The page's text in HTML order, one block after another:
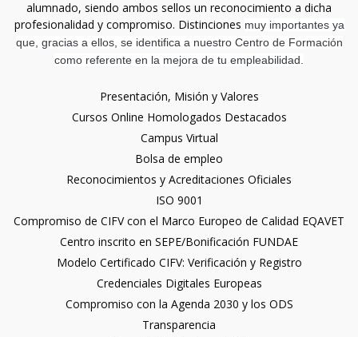
alumnado, siendo ambos sellos un reconocimiento a dicha
profesionalidad y compromiso. Distinciones muy importantes ya
que, gracias a ellos, se identifica a nuestro Centro de Formación
como referente en la mejora de tu empleabilidad.
Presentación, Misión y Valores
Cursos Online Homologados Destacados
Campus Virtual
Bolsa de empleo
Reconocimientos y Acreditaciones Oficiales
ISO 9001
Compromiso de CIFV con el Marco Europeo de Calidad EQAVET
Centro inscrito en SEPE/Bonificación FUNDAE
Modelo Certificado CIFV: Verificación y Registro
Credenciales Digitales Europeas
Compromiso con la Agenda 2030 y los ODS
Transparencia